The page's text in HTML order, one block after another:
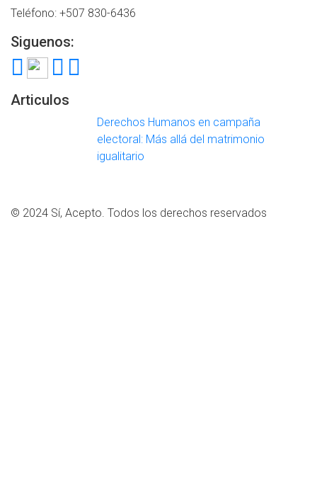
Teléfono: +507 830-6436
Siguenos:
Articulos
Derechos Humanos en campaña
electoral: Más allá del matrimonio
igualitario
© 2024 Sí, Acepto. Todos los derechos reservados